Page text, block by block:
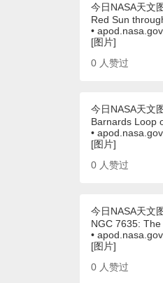
今日NASA天文
Red Sun
•
[图片]
0 人赞过
今日NASA天文
Barnards Loop
•
[图片]
0 人赞过
今日NASA天文
NGC 7635:
•
[图片]
0 人赞过